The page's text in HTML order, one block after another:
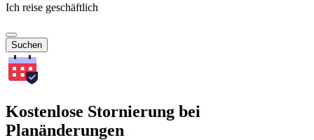
Ich reise geschäftlich
Suchen
Kostenlose Stornierung bei
Planänderungen